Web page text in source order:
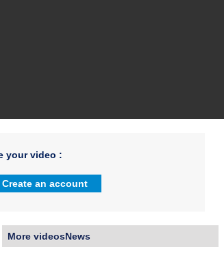
your video :
Create an account
More videosNews